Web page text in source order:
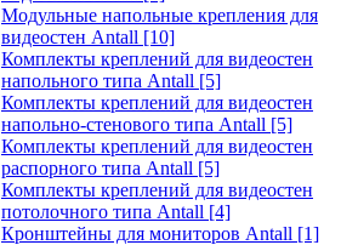
Модульные напольные крепления для
видеостен Antall [10]
Комплекты креплений для видеостен
напольного типа Antall [5]
Комплекты креплений для видеостен
напольно-стенового типа Antall [5]
Комплекты креплений для видеостен
распорного типа Antall [5]
Комплекты креплений для видеостен
потолочного типа Antall [4]
Кронштейны для мониторов Antall [1]